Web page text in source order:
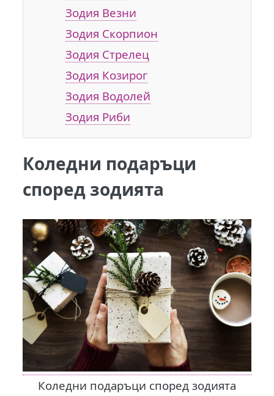
Зодия Везни
Зодия Скорпион
Зодия Стрелец
Зодия Козирог
Зодия Водолей
Зодия Риби
Коледни подаръци
според зодията
Коледни подаръци според зодията